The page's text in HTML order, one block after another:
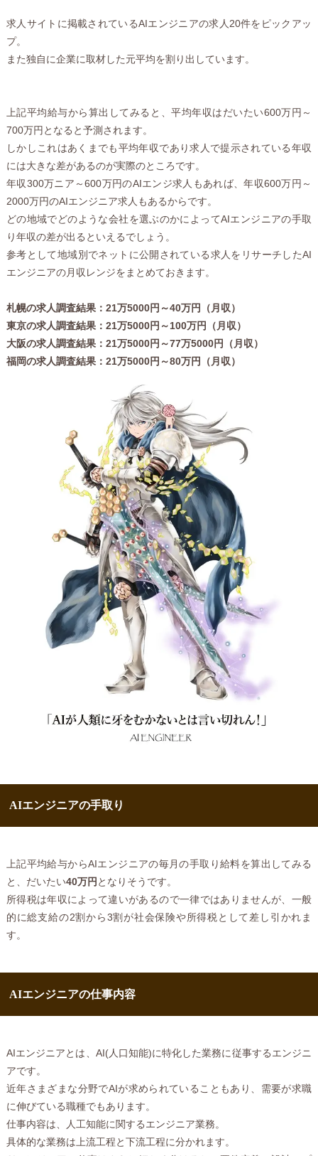
求人サイトに掲載されているAIエンジニアの求人20件をピックアッ
プ。
また独自に企業に取材した元平均を割り出しています。
上記平均給与から算出してみると、平均年収はだいたい600万円～
700万円となると予測されます。
しかしこれはあくまでも平均年収であり求人で提示されている年収
には大きな差があるのが実際のところです。
年収300万ニア～600万円のAIエンジ求人もあれば、年収600万円～
2000万円のAIエンジニア求人もあるからです。
どの地域でどのような会社を選ぶのかによってAIエンジニアの手取
り年収の差が出るといえるでしょう。
参考として地域別でネットに公開されている求人をリサーチしたAI
エンジニアの月収レンジをまとめておきます。
札幌の求人調査結果：21万5000円～40万円（月収）
東京の求人調査結果：21万5000円～100万円（月収）
大阪の求人調査結果：21万5000円～77万5000円（月収）
福岡の求人調査結果：21万5000円～80万円（月収）
AIエンジニアの手取り
上記平均給与からAIエンジニアの毎月の手取り給料を算出してみる
と、だいたい40万円 となりそうです。
所得税は年収によって違いがあるので一律ではありませんが、一般
的に総支給の2割から3割が社会保険や所得税として差し引かれま
す。
AIエンジニアの仕事内容
AIエンジニアとは、AI(人口知能)に特化した業務に従事するエンジニ
アです。
近年さまざまな分野でAIが求められていることもあり、需要が求職
に伸びている職種でもあります。
仕事内容は、人工知能に関するエンジニア業務。
具体的な業務は上流工程と下流工程に分かれます。